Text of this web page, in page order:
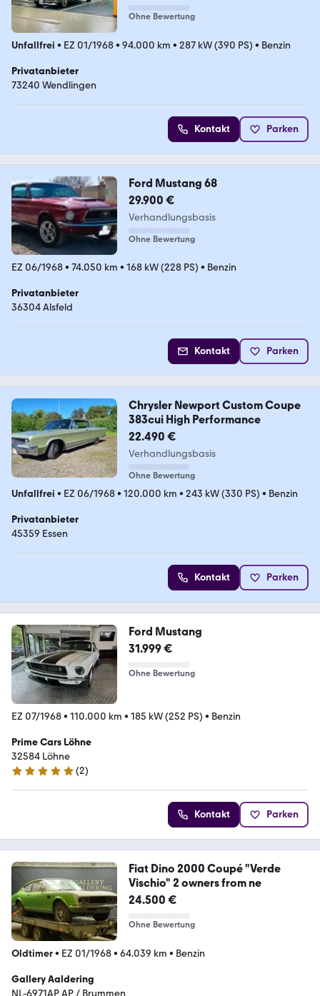
Ohne Bewertung
Unfallfrei • EZ 01/1968• 94.000 km • 287 kW (390 PS) • Benzin
Privatanbieter
73240 Wendlingen
Kontakt Parken
Ford Mustang 68
29.900 €
Verhandlungsbasis
Ohne Bewertung
EZ 06/1968• 74.050 km • 168 kW (228 PS) • Benzin
Privatanbieter
36304 Alsfeld
Kontakt Parken
Chrysler Newport Custom Coupe
383cui High Performance
22.490 €
Verhandlungsbasis
Ohne Bewertung
Unfallfrei • EZ 06/1968• 120.000 km • 243 kW (330 PS) • Benzin
Privatanbieter
45359 Essen
Kontakt Parken
Ford Mustang
31.999 €
Ohne Bewertung
EZ 07/1968• 110.000 km • 185 kW (252 PS) • Benzin
Prime Cars Löhne
32584 Löhne
5 Sterne
(2)
Kontakt Parken
Fiat Dino 2000 Coupé "Verde
Vischio" 2 owners from ne
24.500 €
Ohne Bewertung
Oldtimer• EZ 01/1968• 64.039 km • Benzin
Gallery Aaldering